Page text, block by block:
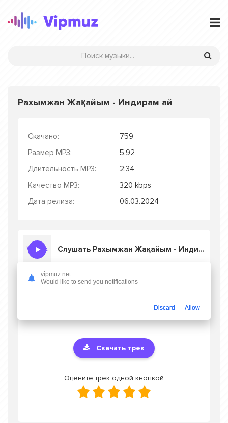
Рахымжан Жақайым - Индирам ай
Скачано:
759
Размер MP3:
5.92
Длительность MP3:
2:34
Качество MP3:
320 kbps
Дата релиза:
06.03.2024
Слушать Рахымжан Жақайым - Индирам ай
в mp3 или слушать онлайн
Скачать трек
Оцените трек одной кнопкой
vipmuz.net
Would like to send you notifications
Discard Allow